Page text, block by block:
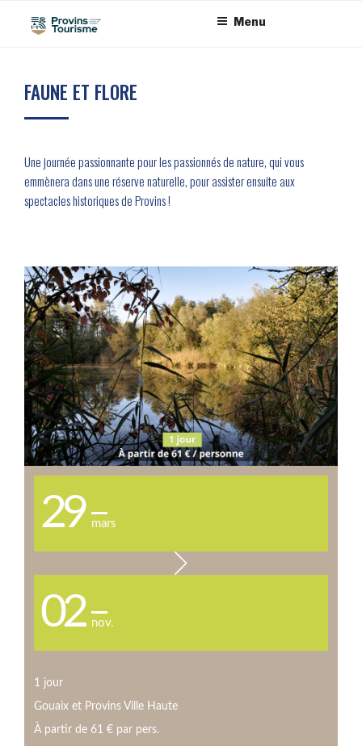
Menu
FAUNE ET FLORE
Une journée passionnante pour les passionnés de nature, qui vous
emmènera dans une réserve naturelle, pour assister ensuite aux
spectacles historiques de Provins !
29 mars
02 nov.
1 jour
Gouaix et Provins Ville Haute
À partir de 61 € par pers.